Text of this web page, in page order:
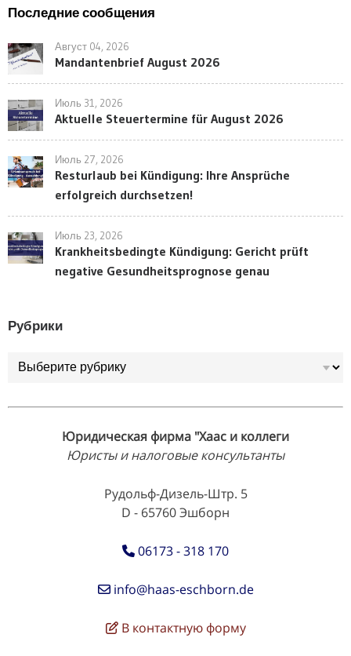
Последние сообщения
Август 04, 2026
Mandantenbrief August 2026
Июль 31, 2026
Aktuelle Steuertermine für August 2026
Июль 27, 2026
Resturlaub bei Kündigung: Ihre Ansprüche
erfolgreich durchsetzen!
Июль 23, 2026
Krankheitsbedingte Kündigung: Gericht prüft
negative Gesundheitsprognose genau
Рубрики
Рубрики
Юридическая фирма "Хаас и коллеги
Юристы и налоговые консультанты
Рудольф-Дизель-Штр. 5
D - 65760 Эшборн
06173 - 318 170
info@haas-eschborn.de
В контактную форму